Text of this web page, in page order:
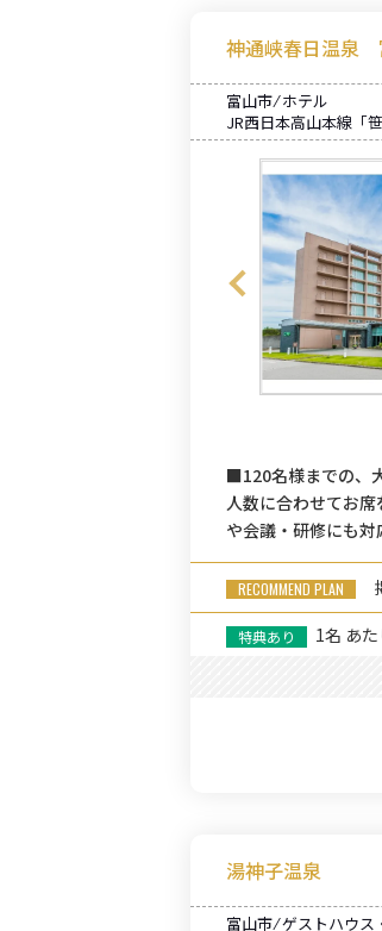
神通峡春日温泉
富山市 ⁄ ホテル
JR西日本高山本線「
■120名様までの、
人数に合わせてお
や会議・研修にも対
1名 あた
湯神子温泉
富山市 ⁄ ゲストハウ